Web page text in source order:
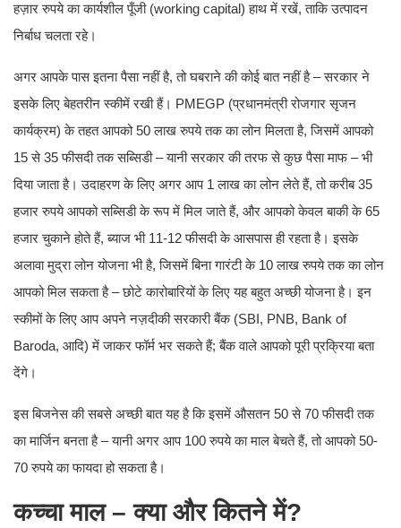
हज़ार रुपये का कार्यशील पूँजी (working capital) हाथ में रखें, ताकि उत्पादन
निर्बाध चलता रहे।
अगर आपके पास इतना पैसा नहीं है, तो घबराने की कोई बात नहीं है – सरकार ने
इसके लिए बेहतरीन स्कीमें रखी हैं। PMEGP (प्रधानमंत्री रोजगार सृजन
कार्यक्रम) के तहत आपको 50 लाख रुपये तक का लोन मिलता है, जिसमें आपको
15 से 35 फीसदी तक सब्सिडी – यानी सरकार की तरफ से कुछ पैसा माफ – भी
दिया जाता है। उदाहरण के लिए अगर आप 1 लाख का लोन लेते हैं, तो करीब 35
हजार रुपये आपको सब्सिडी के रूप में मिल जाते हैं, और आपको केवल बाकी के 65
हजार चुकाने होते हैं, ब्याज भी 11-12 फीसदी के आसपास ही रहता है। इसके
अलावा मुद्रा लोन योजना भी है, जिसमें बिना गारंटी के 10 लाख रुपये तक का लोन
आपको मिल सकता है – छोटे कारोबारियों के लिए यह बहुत अच्छी योजना है। इन
स्कीमों के लिए आप अपने नज़दीकी सरकारी बैंक (SBI, PNB, Bank of
Baroda, आदि) में जाकर फॉर्म भर सकते हैं; बैंक वाले आपको पूरी प्रक्रिया बता
देंगे।
इस बिजनेस की सबसे अच्छी बात यह है कि इसमें औसतन 50 से 70 फीसदी तक
का मार्जिन बनता है – यानी अगर आप 100 रुपये का माल बेचते हैं, तो आपको 50-
70 रुपये का फायदा हो सकता है।
कच्चा माल – क्या और कितने में?